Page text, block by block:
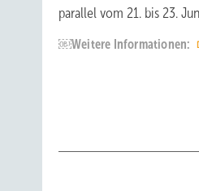
parallel vom 21. bis 23.
￼Weitere Informationen: